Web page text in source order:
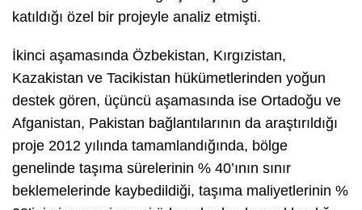
katıldığı özel bir projeyle analiz etmişti.
İkinci aşamasında Özbekistan, Kırgızistan,
Kazakistan ve Tacikistan hükümetlerinden yoğun
destek gören, üçüncü aşamasında ise Ortadoğu ve
Afganistan, Pakistan bağlantılarının da araştırıldığı
proje 2012 yılında tamamlandığında, bölge
genelinde taşıma sürelerinin % 40’ının sınır
beklemelerinde kaybedildiği, taşıma maliyetlerinin %